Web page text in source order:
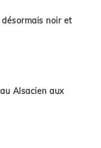
noir et
Alsacien aux